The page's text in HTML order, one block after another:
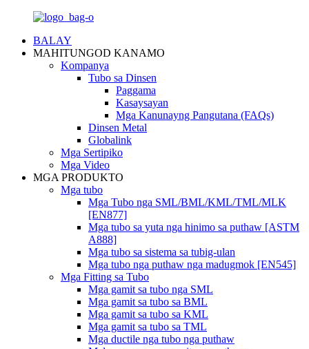
BALAY
MAHITUNGOD KANAMO
Kompanya
Tubo sa Dinsen
Paggama
Kasaysayan
Mga Kanunayng Pangutana (FAQs)
Dinsen Metal
Globalink
Mga Sertipiko
Mga Video
MGA PRODUKTO
Mga tubo
Mga Tubo nga SML/BML/KML/TML/MLK
[EN877]
Mga tubo sa yuta nga hinimo sa puthaw [ASTM
A888]
Mga tubo sa sistema sa tubig-ulan
Mga tubo nga puthaw nga madugmok [EN545]
Mga Fitting sa Tubo
Mga gamit sa tubo nga SML
Mga gamit sa tubo sa BML
Mga gamit sa tubo sa KML
Mga gamit sa tubo sa TML
Mga ductile nga tubo nga puthaw